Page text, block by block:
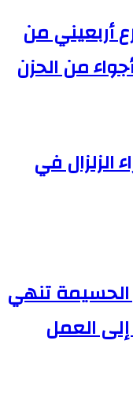
من
من الحزن
الزلزال في
الحسيمة تنهي
العمل